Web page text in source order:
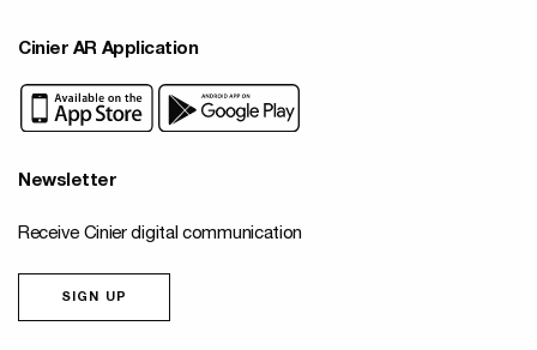
Cinier AR Application
Newsletter
Receive Cinier digital communication
SIGN UP